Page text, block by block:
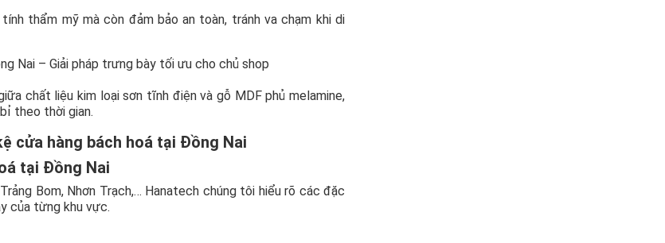
thẩm mỹ mà còn đảm bảo an toàn, tránh va chạm khi di
chất liệu kim loại sơn tĩnh điện và gỗ MDF phủ melamine,
theo thời gian.
cửa hàng bách hoá tại Đồng Nai
tại Đồng Nai
Bom, Nhơn Trạch,… Hanatech chúng tôi hiểu rõ các đặc
của từng khu vực.